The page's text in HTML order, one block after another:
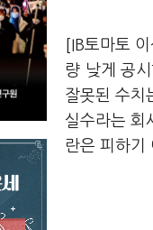
[IB토마토
량 낮게 공
잘못된 수치
실수라는 회
란은 피하기